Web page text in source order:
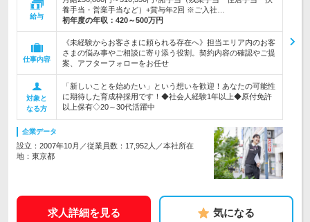
給与
養手当・営業手当など）+賞与年2回 ※ご入社…
初年度の年収： 420～500万円
仕事内容
《未経験からお客さまに頼られる存在へ》担当エリア内のお客
さまの悩み事やご相談に寄り添う役割。契約内容の確認やご提
案、アフターフォローをお任せ
対象と
なる方
「新しいことを始めたい」という想いを歓迎！あなたの可能性
に期待した育成枠採用です！◆社会人経験1年以上◆原付免許
以上保有◇20～30代活躍中
企業データ
設立：2007年10月／従業員数：17,952人／本社所在
地：東京都
求人詳細を見る 気になる